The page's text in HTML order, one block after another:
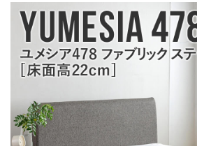
※北海道・沖縄・離島等一
が発生する場合がございま
る場合があります。
※できる限り実際の色を再現
が、閲覧環境により誤差がで
了承ください。